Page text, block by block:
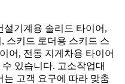
설기계용 솔리드 타이어,
스키드 로더용 스키드 스
어, 전동 지게차용 타이어
있습니다. 고소작업대
는 고객 요구에 따라 맞춤